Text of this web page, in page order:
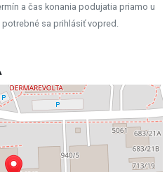
a čas konania podujatia priamo u
sa prihlásiť vopred.